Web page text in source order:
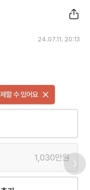
24.07.11. 20:13